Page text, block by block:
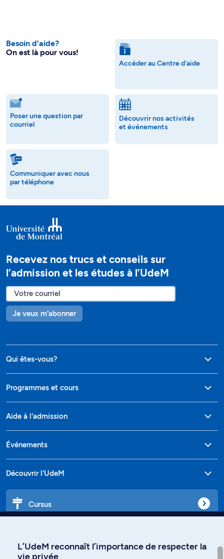
Besoin d’aide?
On est là pour vous!
Accéder au Centre d'aide
Poser une question par
courriel
Découvrir nos activités
et événements
Communiquer avec nous
par téléphone
Recevez nos trucs et conseils sur
l’admission et les études à l’UdeM
Je veux m'abonner
Qui êtes-vous?
Programmes et cours
Aide à l'admission
Événements
Découvrir l'UdeM
Cursus
L’UdeM reconnaît l’importance de respecter la
vie privée